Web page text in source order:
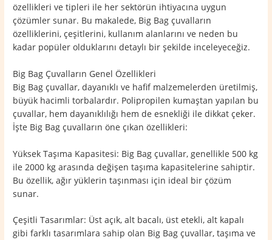
özellikleri ve tipleri ile her sektörün ihtiyacına uygun
çözümler sunar. Bu makalede, Big Bag çuvalların
özelliklerini, çeşitlerini, kullanım alanlarını ve neden bu
kadar popüler olduklarını detaylı bir şekilde inceleyeceğiz.
Big Bag Çuvalların Genel Özellikleri
Big Bag çuvallar, dayanıklı ve hafif malzemelerden üretilmiş,
büyük hacimli torbalardır. Polipropilen kumaştan yapılan bu
çuvallar, hem dayanıklılığı hem de esnekliği ile dikkat çeker.
İşte Big Bag çuvalların öne çıkan özellikleri:
Yüksek Taşıma Kapasitesi: Big Bag çuvallar, genellikle 500 kg
ile 2000 kg arasında değişen taşıma kapasitelerine sahiptir.
Bu özellik, ağır yüklerin taşınması için ideal bir çözüm
sunar.
Çeşitli Tasarımlar: Üst açık, alt bacalı, üst etekli, alt kapalı
gibi farklı tasarımlara sahip olan Big Bag çuvallar, taşıma ve